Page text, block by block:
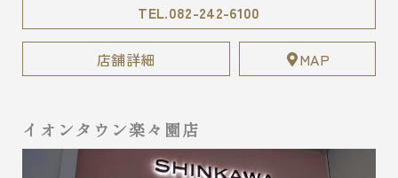
TEL.082-242-6100
店舗詳細 MAP
イオンタウン楽々園店